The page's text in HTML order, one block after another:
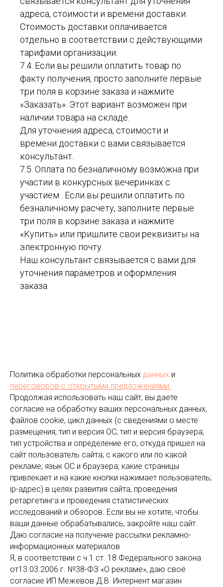
адреса, стоимости и времени доставки.
Стоимость доставки оплачивается
отдельно в соответствии с действующими
тарифами организации.
7.4. Если вы решили оплатить товар по
факту получения, просто заполните первые
три поля в корзине заказа и нажмите
«Заказать». Этот вариант возможен при
наличии товара на складе.
Для уточнения адреса, стоимости и
времени доставки с вами связывается
консультант.
7.5. Оплата по безналичному возможна при
участии в конкурсных вечеринках с
участием . Если вы решили оплатить по
безналичному расчету, заполните первые
три поля в корзине заказа и нажмите
«Купить» или пришлите свои реквизиты на
электронную почту.
Наш консультант связывается с вами для
уточнения параметров и оформления
заказа.
Политика обработки персональных данных и
переговоров с открытыми предложениями.
Продолжая использовать наш сайт, вы даете
согласие на обработку ваших персональных данных,
файлов cookie, цикл данных (с сведениями о месте
размещения; тип и версия ОС; тип и версия браузера;
тип устройства и определение его; откуда пришел на
сайт пользователь сайта; с какого или по какой
рекламе; язык ОС и браузера; какие страницы
привлекает и на какие кнопки нажимает пользователь;
ip-адрес) в целях развития сайта, проведения
ретаргетинга и проведения статистических
исследований и обзоров. Если вы не хотите, чтобы
ваши данные обрабатывались, закройте наш сайт.
Даю согласие на получение рассылки рекламно-
информационных материалов
Я, в соответствии с ч.1 ст. 18 Федерального закона
от13.03.2006 г. №38-ФЗ «О рекламе», даю своё
согласие ИП Межевов Д.В. Интернент магазин